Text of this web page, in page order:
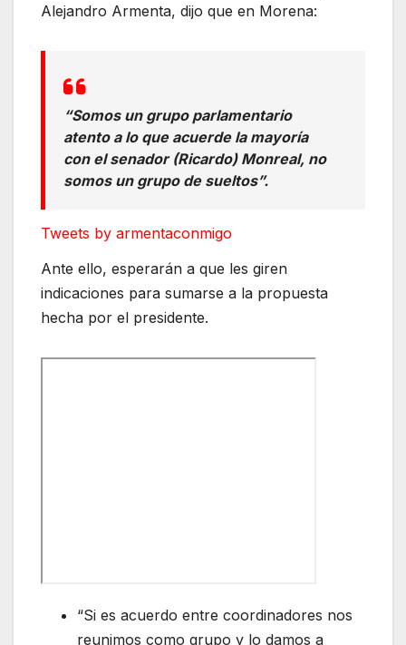
Alejandro Armenta, dijo que en Morena:
“Somos un grupo parlamentario
atento a lo que acuerde la mayoría
con el senador (Ricardo) Monreal, no
somos un grupo de sueltos”.
Tweets by armentaconmigo
Ante ello, esperarán a que les giren
indicaciones para sumarse a la propuesta
hecha por el presidente.
“Si es acuerdo entre coordinadores nos
reunimos como grupo y lo damos a